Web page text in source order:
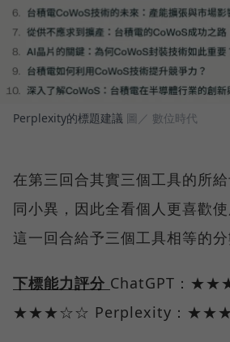
Perplexity的標題建議 圖／ 數位時代
在第三回合其實三個工具的所
同小異，因此全看個人更喜歡使
這一回合給予三個工具相等的分
下標能力評分 ChatGPT：
★★★☆☆ Perplexity：